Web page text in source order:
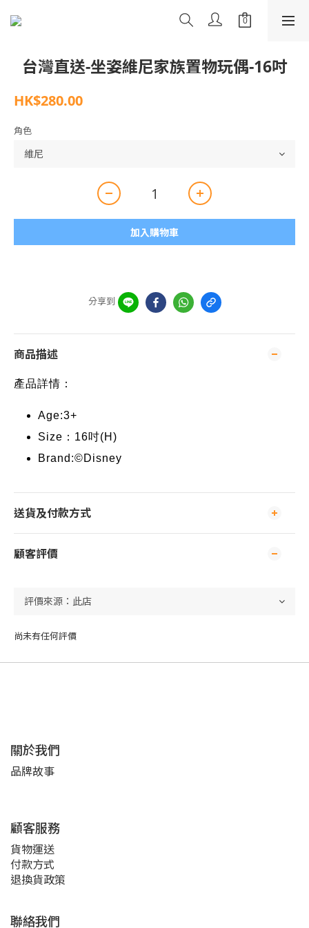
台灣直送-坐姿維尼家族置物玩偶-16吋
HK$280.00
角色
加入購物車
分享到
商品描述
產品詳情：
Age:3+
Size：16吋(H)
Brand:©Disney
送貨及付款方式
顧客評價
尚未有任何評價
關於我們
品牌故事
顧客服務
貨物運送
付款方式
退換貨政策
聯絡我們